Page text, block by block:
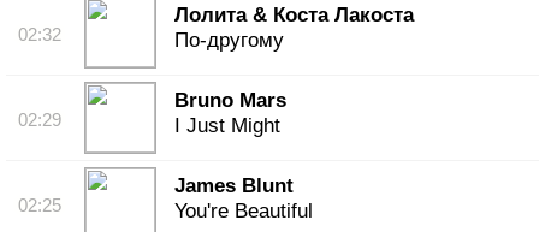
02:32
Лолита & Коста Лакоста
По-другому
02:29
Bruno Mars
I Just Might
02:25
James Blunt
You're Beautiful